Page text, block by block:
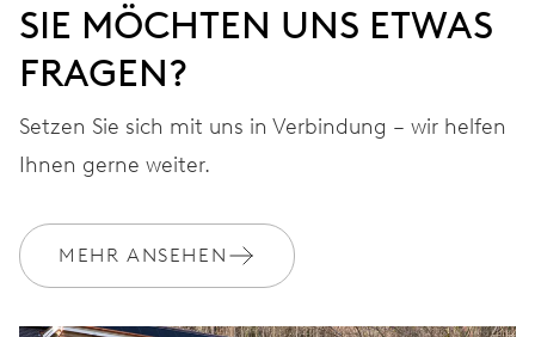
SIE MÖCHTEN UNS ETWAS
FRAGEN?
Setzen Sie sich mit uns in Verbindung – wir helfen
Ihnen gerne weiter.
MEHR ANSEHEN